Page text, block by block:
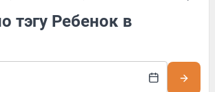
тэгу Ребенок в